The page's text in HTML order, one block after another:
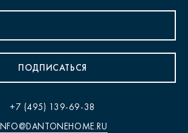
ПОДПИСАТЬСЯ
+7 (495) 139-69-38
INFO@DANTONEHOME.RU